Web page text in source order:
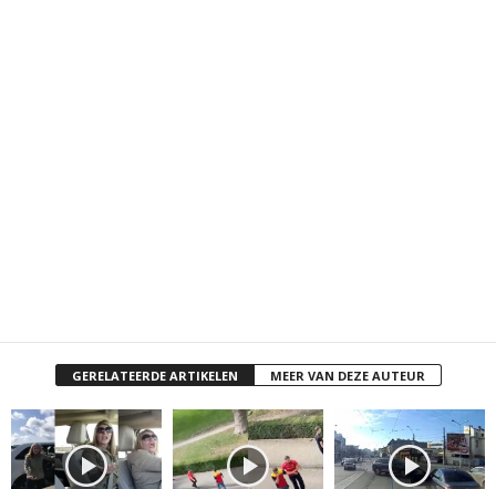
GERELATEERDE ARTIKELEN MEER VAN DEZE AUTEUR